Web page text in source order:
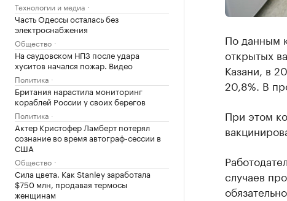
Технологии и медиа
Часть Одессы осталась без
электроснабжения
Общество
На саудовском НПЗ после удара
хуситов начался пожар. Видео
Политика
Британия нарастила мониторинг
кораблей России у своих берегов
Политика
Актер Кристофер Ламберт потерял
сознание во время автограф-сессии в
США
Общество
Сила цвета. Как Stanley заработала
$750 млн, продавая термосы
женщинам
По данным
открытых
Казани, в
20,8%. В
При этом
случаев